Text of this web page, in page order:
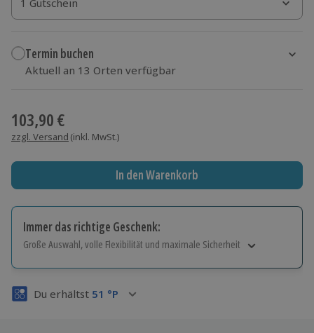
1 Gutschein
Termin buchen
Aktuell an 13 Orten verfügbar
103,90 €
zzgl. Versand (inkl. MwSt.)
In den Warenkorb
Immer das richtige Geschenk:
Große Auswahl, volle Flexibilität und maximale Sicherheit
Volle Flexibilität
Du erhältst 51 °P